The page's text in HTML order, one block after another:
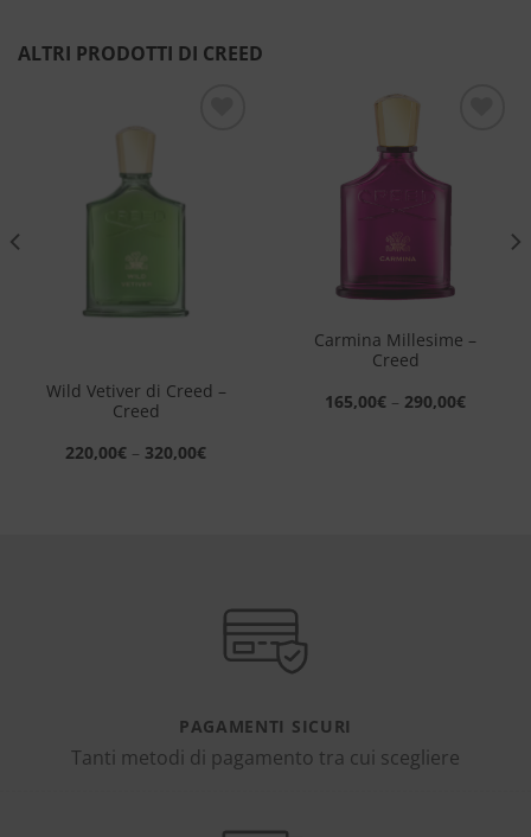
ALTRI PRODOTTI DI CREED
Wild Vetiver di Creed –
Creed
220,00€ – 320,00€
alla lista
Carmina Millesime –
Creed
165,00€ – 290,00€
PAGAMENTI SICURI
Tanti metodi di pagamento tra cui scegliere